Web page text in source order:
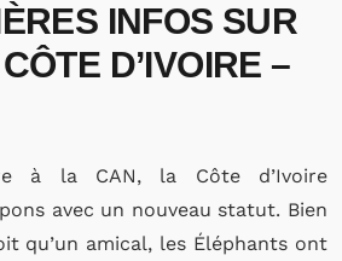
INFOS SUR
D’IVOIRE –
à la CAN, la Côte d’Ivoire
avec un nouveau statut. Bien
qu’un amical, les Éléphants ont